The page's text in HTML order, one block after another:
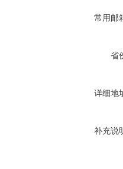
常用邮
省
详细地
补充说